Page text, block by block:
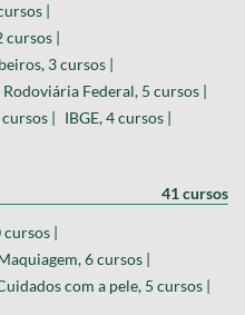
|
|
3 cursos |
Federal, 5 cursos |
|
IBGE, 4 cursos |
41 cursos
|
6 cursos |
com a pele, 5 cursos |